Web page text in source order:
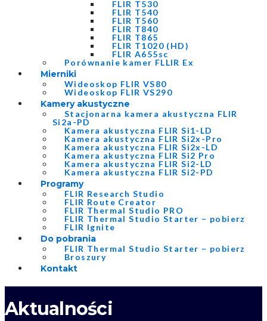
FLIR T530
FLIR T540
FLIR T560
FLIR T840
FLIR T865
FLIR T1020 (HD)
FLIR A655sc
Porównanie kamer FLLIR Ex
Mierniki
Wideoskop FLIR VS80
Wideoskop FLIR VS290
Kamery akustyczne
Stacjonarna kamera akustyczna FLIR
Si2a-PD
Kamera akustyczna FLIR Si1-LD
Kamera akustyczna FLIR Si2x-Pro
Kamera akustyczna FLIR Si2x-LD
Kamera akustyczna FLIR Si2 Pro
Kamera akustyczna FLIR Si2-LD
Kamera akustyczna FLIR Si2-PD
Programy
FLIR Research Studio
FLIR Route Creator
FLIR Thermal Studio PRO
FLIR Thermal Studio Starter – pobierz
FLIR Ignite
Do pobrania
FLIR Thermal Studio Starter – pobierz
Broszury
Kontakt
Aktualności